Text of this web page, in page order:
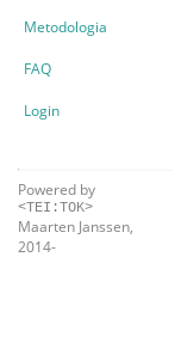
Metodologia
FAQ
Login
Powered by
<TEI:TOK>
Maarten Janssen,
2014-